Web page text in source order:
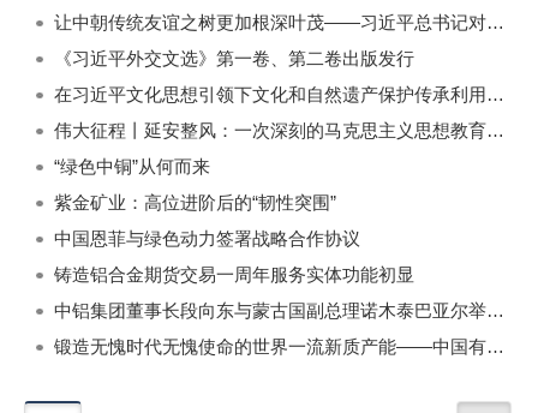
让中朝传统友谊之树更加根深叶茂——习近平总书记对朝鲜进行国事访问纪实
《习近平外交文选》第一卷、第二卷出版发行
在习近平文化思想引领下文化和自然遗产保护传承利用工作开创新局面
伟大征程丨延安整风：一次深刻的马克思主义思想教育运动
“绿色中铜”从何而来
紫金矿业：高位进阶后的“韧性突围”
中国恩菲与绿色动力签署战略合作协议
铸造铝合金期货交易一周年服务实体功能初显
中铝集团董事长段向东与蒙古国副总理诺木泰巴亚尔举行会谈
锻造无愧时代无愧使命的世界一流新质产能——中国有色金属工业的战略应对与破局之道（二）